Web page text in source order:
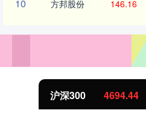
10 方邦股份 146.16
沪深300 4694.44